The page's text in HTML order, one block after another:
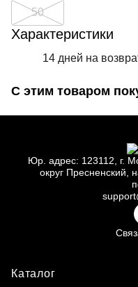
50
Характеристики
14 дней на
С этим товаром
Юр. адрес: 123112, г.
округ Пресненский,
Каталог